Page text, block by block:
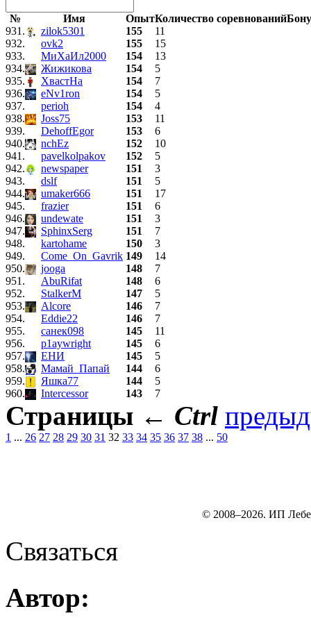
№ Имя ОпытКоличество соревнований
931.
zilok5301 155
11
932.
ovk2 155
15
933.
МиХаИл2000 154
13
934.
Жижикова 154
5
935.
ХвастНа 154
7
936.
eNv1ron 154
5
937.
perioh 154
4
938.
Joss75 153
11
939.
DehoffEgor 153
6
940.
nchEz 152
10
941.
pavelkolpakov 152
5
942.
newspaper 151
3
943.
dslf 151
5
944.
umaker666 151
17
945.
frazier 151
6
946.
undewate 151
3
947.
SphinxSerg 151
7
948.
kartohame 150
3
949.
Come_On_Gavrik 149
14
950.
jooga 148
7
951.
AbuRifat 148
6
952.
StalkerM 147
5
953.
Alcore 146
7
954.
Eddie22 146
7
955.
санек098 145
11
956.
p1aywright 145
6
957.
ЕНИ 145
5
958.
Мамай_Папай 144
6
959.
Яшка77 144
5
960.
Intercessor 143 7
Страницы ← Ctrl
1 ... 26 27 28 29 30 31 32 33 34 35 36 37 38 ... 50
© 2008–2026. ИП
Связаться
Автор: